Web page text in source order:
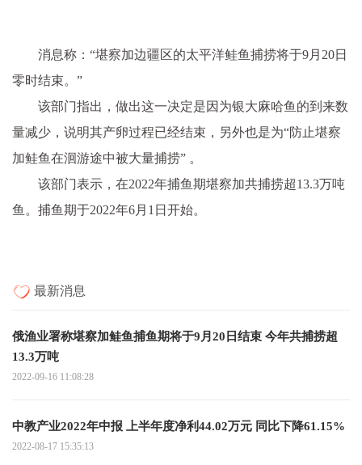
消息称：“堪察加边疆区的太平洋鲑鱼捕捞将于9月20日
零时结束。”
该部门指出，做出这一决定是因为银大麻哈鱼的到来数
量减少，说明其产卵过程已经结束，另外也是为“防止堪察
加鲑鱼在洄游途中被大量捕捞” 。
该部门表示，在2022年捕鱼期堪察加共捕捞超13.3万吨
鱼。捕鱼期于2022年6月1日开始。
最新消息
俄渔业署称堪察加鲑鱼捕鱼期将于9月20日结束 今年共捕捞超
13.3万吨
2022-09-16 11:08:28
中教产业2022年中报 上半年度净利44.02万元 同比下降61.15%
2022-08-17 15:35:13